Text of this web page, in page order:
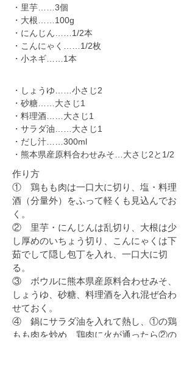
​・里芋……3個
・大根……100g
・にんじん……1/2本
・こんにゃく……1/2枚
・小ネギ……1本
・しょうゆ……小さじ2
・砂糖……大さじ1
・料理酒……大さじ1
・サラダ油……大さじ1
・だし汁……300ml
・熊本県産原料合わせみそ…大さじ2と1/2
作り方
① 鶏もも肉は一口大に切り、塩・料理
酒（分量外）をふって軽くも見込んでお
く。
​② 里芋・にんじんは乱切り、大根は少
し厚めのいちょう切り、こんにゃくは下
茹でして隠し包丁を入れ、一口大に切
る。
③ ボウルに熊本県産原料合わせみそ、
しょうゆ、砂糖、料理酒を入れ混ぜ合わ
せておく。
④ 鍋にサラダ油を入れて熱し、①の鶏
もも肉を炒め、鶏肉に火が通ったら②の